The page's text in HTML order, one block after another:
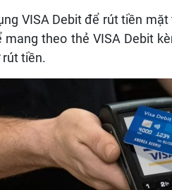
VISA Debit để rút tiền
mang theo thẻ VISA Debit
rút tiền.